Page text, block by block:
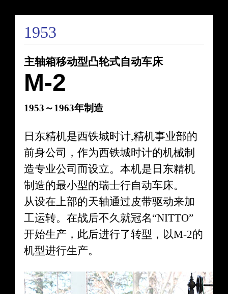
1953
主轴箱移动型凸轮式自动车床
M-2
1953～1963年制造
日东精机是西铁城时计,精机事业部的
前身公司，作为西铁城时计的机械制
造专业公司而设立。本机是日东精机
制造的最小型的瑞士行自动车床。
从设在上部的天轴通过皮带驱动来加
工运转。在战后不久就冠名“NITTO”
开始生产，此后进行了转型，以M-2的
机型进行生产。